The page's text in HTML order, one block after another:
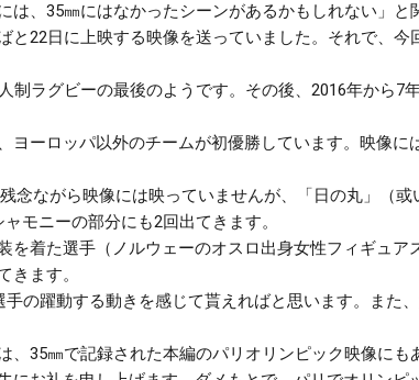
は、35㎜にはなかったシーンがあるかもしれない」と
と22日に上映する映像を送っていました。それで、
制ラグビーの最後のようです。その後、2016年から7
ヨーロッパ以外のチームが初優勝しています。映像
念ながら映像には映っていませんが、「日の丸」（
モニーの部分にも2回出てきます。
を着た選手（ノルウェーのオスロ出身女性フィギュ
きます。
手の躍動する動きを感じて貰えればと思います。また
、35㎜で記録された本編のパリオリンピック映像にも